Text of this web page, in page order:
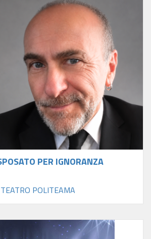
PER IGNORANZA
TEATRO POLITEAMA